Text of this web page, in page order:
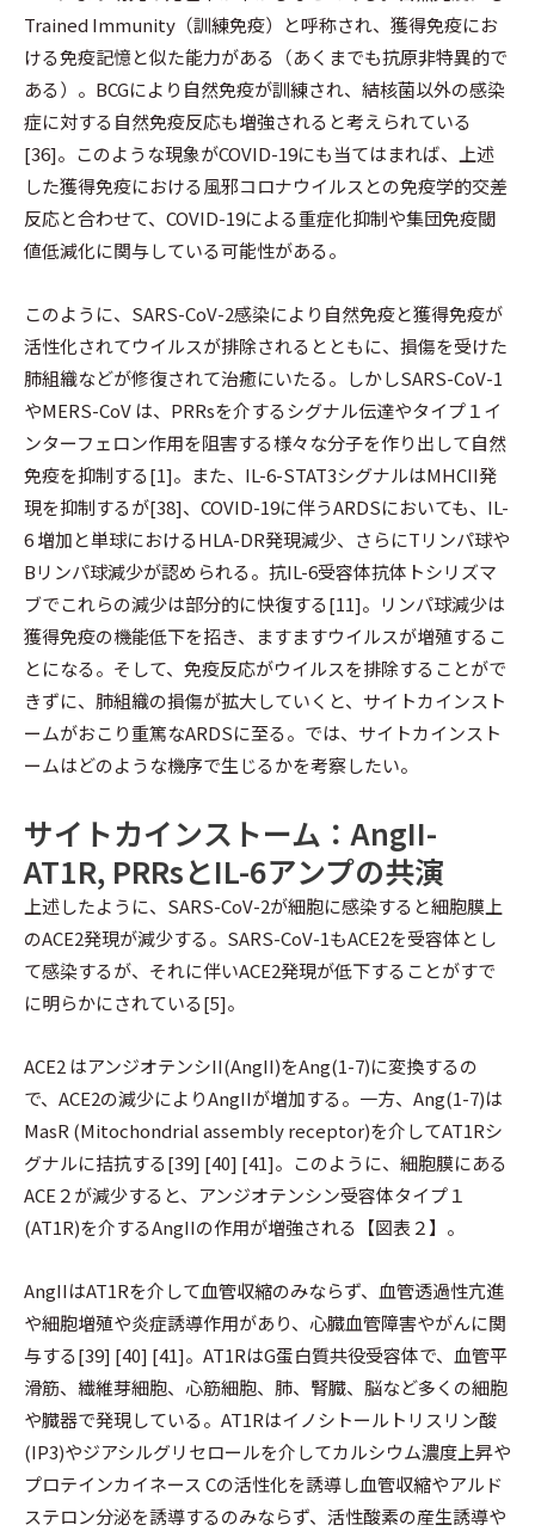
Trained Immunity（訓練免疫）と呼称され、獲得免疫にお
ける免疫記憶と似た能力がある（あくまでも抗原非特異的で
ある）。BCGにより自然免疫が訓練され、結核菌以外の感染
症に対する自然免疫反応も増強されると考えられている
[36]。このような現象がCOVID-19にも当てはまれば、上述
した獲得免疫における風邪コロナウイルスとの免疫学的交差
反応と合わせて、COVID-19による重症化抑制や集団免疫閾
値低減化に関与している可能性がある。
このように、SARS-CoV-2感染により自然免疫と獲得免疫が
活性化されてウイルスが排除されるとともに、損傷を受けた
肺組織などが修復されて治癒にいたる。しかしSARS-CoV-1
やMERS-CoV は、PRRsを介するシグナル伝達やタイプ１イ
ンターフェロン作用を阻害する様々な分子を作り出して自然
免疫を抑制する[1]。また、IL-6-STAT3シグナルはMHCII発
現を抑制するが[38]、COVID-19に伴うARDSにおいても、IL-
6 増加と単球におけるHLA-DR発現減少、さらにTリンパ球や
Bリンパ球減少が認められる。抗IL-6受容体抗体トシリズマ
ブでこれらの減少は部分的に快復する[11]。リンパ球減少は
獲得免疫の機能低下を招き、ますますウイルスが増殖するこ
とになる。そして、免疫反応がウイルスを排除することがで
きずに、肺組織の損傷が拡大していくと、サイトカインスト
ームがおこり重篤なARDSに至る。では、サイトカインスト
ームはどのような機序で生じるかを考察したい。
サイトカインストーム：AngII-
AT1R, PRRsとIL-6アンプの共演
上述したように、SARS-CoV-2が細胞に感染すると細胞膜上
のACE2発現が減少する。SARS-CoV-1もACE2を受容体とし
て感染するが、それに伴いACE2発現が低下することがすで
に明らかにされている[5]。
ACE2 はアンジオテンシII(AngII)をAng(1-7)に変換するの
で、ACE2の減少によりAngIIが増加する。一方、Ang(1-7)は
MasR (Mitochondrial assembly receptor)を介してAT1Rシ
グナルに拮抗する[39] [40] [41]。このように、細胞膜にある
ACE２が減少すると、アンジオテンシン受容体タイプ１
(AT1R)を介するAngIIの作用が増強される【図表２】。
AngIIはAT1Rを介して血管収縮のみならず、血管透過性亢進
や細胞増殖や炎症誘導作用があり、心臓血管障害やがんに関
与する[39] [40] [41]。AT1RはG蛋白質共役受容体で、血管平
滑筋、繊維芽細胞、心筋細胞、肺、腎臓、脳など多くの細胞
や臓器で発現している。AT1Rはイノシトールトリスリン酸
(IP3)やジアシルグリセロールを介してカルシウム濃度上昇や
プロテインカイネース Cの活性化を誘導し血管収縮やアルド
ステロン分泌を誘導するのみならず、活性酸素の産生誘導や